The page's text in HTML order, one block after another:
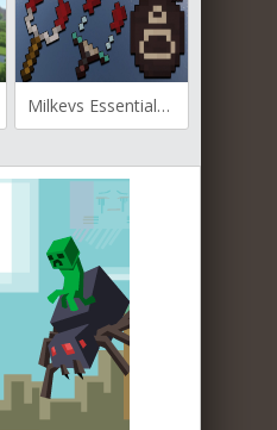
Milkevs Essentials для Майнкрафт [1.20.1, 1.19.2, 1.19]